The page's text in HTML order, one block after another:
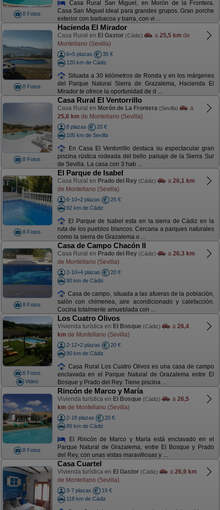
8 Fotos
Casa Rural San Miguel, en Morón de la Frontera.
Casa San Miguel ideal para grandes grupos. Gran porche
exterior con barbacoa y barra, con vi ...
8 Fotos
Hacienda El Mirador
Casa Rural en El Gastor (Cádiz) a 25,5 km de
Montellano (Sevilla)
6+5 plazas
35 €
120 km de Cádiz
Situada a 30 kilómetros de Ronda y en los márgenes
del Parque Natural Sierra de Grazalema, Hacienda El
Mirador te ofrece la oportunidad de d ...
8 Fotos
Casa Rural El Ventorrillo
Casa Rural en Morón de La Frontera (Sevilla)
a
25,6 km de Montellano (Sevilla)
8 plazas
20 €
105 km de Sevilla
En Casa El Ventorrillo destaca su espectacular gran
piscina rústica rodeada del bello paisaje de la Sierra Sur
de Sevilla. La casa con 3 hab ...
8 Fotos
El Parque de Isabel
Casa Rural en Prado del Rey (Cádiz) a 26,1 km
de Montellano (Sevilla)
6-10+2 plazas
25 €
92 km de Cádiz
El Parque de Isabel esta en la sierra de Cádiz en la
ruta de los pueblos blancos. Cercana a parques naturales
como la sierra de Grazalema o ...
8 Fotos
Casa de Campo Chacón II
Casa Rural en Prado del Rey (Cádiz) a 26,3 km
de Montellano (Sevilla)
2-10+4 plazas
20 €
90 km de Cádiz
Casa de campo, situada a las afueras de la población,
salón con chimenea, aire acondicionado y calefacción.
Cocina totalmente amueblada con ...
8 Fotos
Video
Los Cuatro Olivos
Vivienda turística en El Bosque (Cádiz) a 26,4
km de Montellano (Sevilla)
2-12+2 plazas
20 €
90 km de Cádiz
Casa Rural Los Cuatro Olivos es una casa de campo
enclavada en el Parque Natural de Grazalema entre El
Bosque y Prado del Rey. Tiene piscina ...
8 Fotos
Rincón de Marco y María
Vivienda turística en El Bosque (Cádiz) a 26,5
km de Montellano (Sevilla)
2-18 plazas
20 €
89 km de Cádiz
El Rincón de Marco y María está enclavado en el
Parque Natural de Grazalema, entre El Bosque y Prado
del Rey, con unas vistas maravillosas y ...
Casa Cuartel
Vivienda turística en El Gastor (Cádiz) a 26,9 km
de Montellano (Sevilla)
3-7 plazas
19 €
118 km de Cádiz